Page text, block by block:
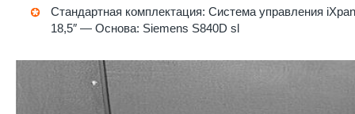
Стандартная комплектация: Система управления
18,5″ — Основа: Siemens S840D sl